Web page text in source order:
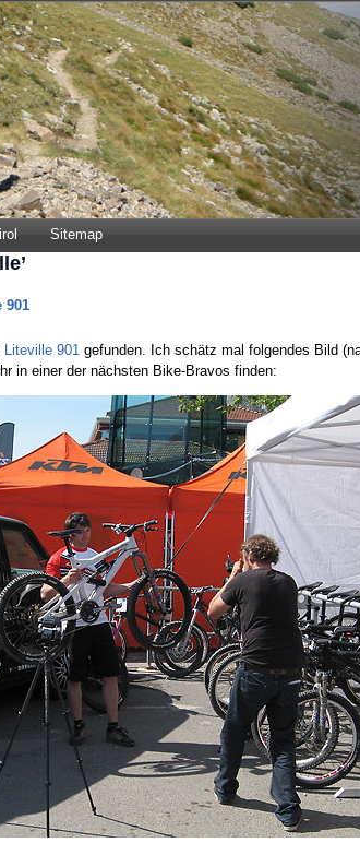
Sitemap
901
Liteville 901gefunden. Ich schätz mal folgendes Bild
in einer der nächsten Bike-Bravos finden: